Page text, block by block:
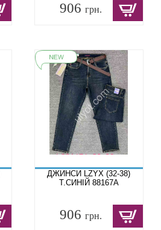
906грн.
ДЖИНСИ LZYX (32-38)
Т.СИНІЙ 88167A
906грн.